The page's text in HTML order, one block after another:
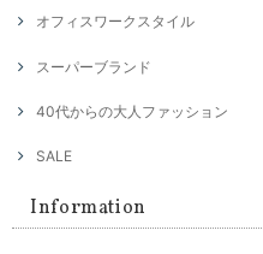
オフィスワークスタイル
スーパーブランド
40代からの大人ファッション
SALE
Information